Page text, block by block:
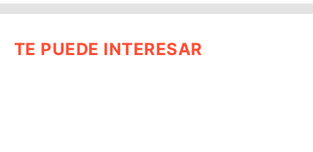
TE PUEDE INTERESAR